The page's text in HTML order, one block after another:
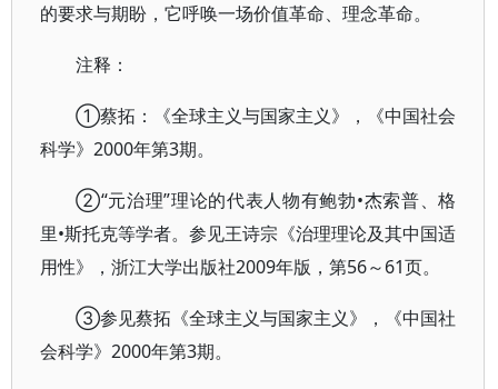
的要求与期盼，它呼唤一场价值革命、理念革命。
注释：
①蔡拓：《全球主义与国家主义》，《中国社会
科学》2000年第3期。
②“元治理”理论的代表人物有鲍勃•杰索普、格
里•斯托克等学者。参见王诗宗《治理理论及其中国适
用性》，浙江大学出版社2009年版，第56～61页。
③参见蔡拓《全球主义与国家主义》，《中国社
会科学》2000年第3期。